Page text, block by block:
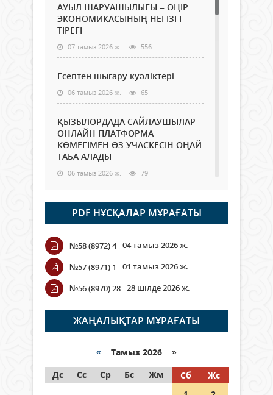
АУЫЛ ШАРУАШЫЛЫҒЫ – ӨҢІР
ЭКОНОМИКАСЫНЫҢ НЕГІЗГІ
ТІРЕГІ
07 тамыз 2026 ж. 556
Есептен шығару куәліктері
06 тамыз 2026 ж. 65
ҚЫЗЫЛОРДАДА САЙЛАУШЫЛАР
ОНЛАЙН ПЛАТФОРМА
КӨМЕГІМЕН ӨЗ УЧАСКЕСІН ОҢАЙ
ТАБА АЛАДЫ
06 тамыз 2026 ж. 79
Open Air: Қызылорда облысы
полиция департаменті 20
мыңнан астам көрерменнің
қауіпсіздігін қамтамасыз етті
06 тамыз 2026 ж.
Wi-Fi ҚАБЫРҒА АРҚЫЛЫ ҚАЛАЙ
ӨТЕДІ?
06 тамыз 2026 ж. 256
граждане Казахстана,
05 тамыз 2026 ж. 137
PDF НҰСҚАЛАР МҰРАҒАТЫ
№58 (8972) 4 04 тамыз 2026 ж.
№57 (8971) 1
01 тамыз 2026 ж.
№56 (8970) 28 28 шілде 2026 ж.
ЖАҢАЛЫҚТАР МҰРАҒАТЫ
« Тамыз 2026 »
Дс
Сс Ср Бс Жм Сб
Жс